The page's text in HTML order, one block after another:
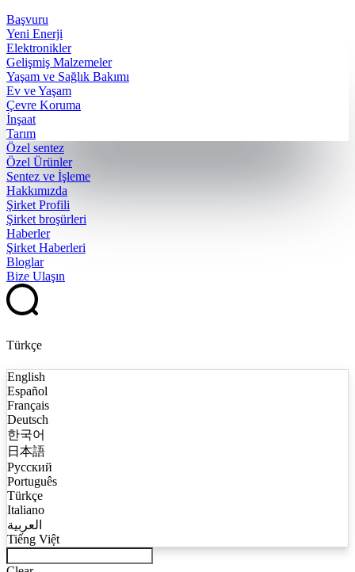
Başvuru
Yeni Enerji
Elektronikler
Gelişmiş Malzemeler
Yaşam ve Sağlık Bakımı
Ev ve Yaşam
Çevre Koruma
İnşaat
Tarım
Özel sentez
Özel Ürünler
Sentez ve İşleme
Hakkımızda
Şirket Profili
Şirket broşürleri
Haberler
Şirket Haberleri
Bloglar
Bize Ulaşın
Türkçe
English
Español
Français
Deutsch
한국어
日本語
Русский
Português
Türkçe
Italiano
العربية
Tiếng Việt